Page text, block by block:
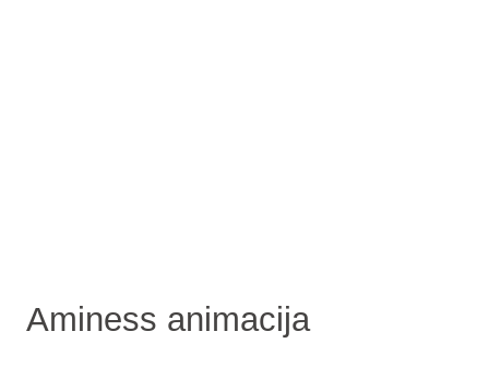
Aminess animacija